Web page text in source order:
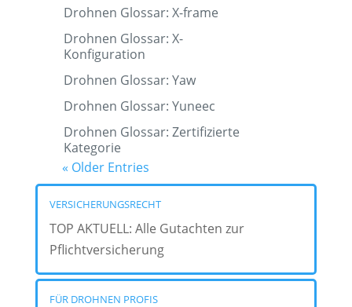
Drohnen Glossar: X-frame
Drohnen Glossar: X-
Konfiguration
Drohnen Glossar: Yaw
Drohnen Glossar: Yuneec
Drohnen Glossar: Zertifizierte
Kategorie
« Older Entries
VERSICHERUNGSRECHT
TOP AKTUELL: Alle Gutachten zur
Pflichtversicherung
FÜR DROHNEN PROFIS